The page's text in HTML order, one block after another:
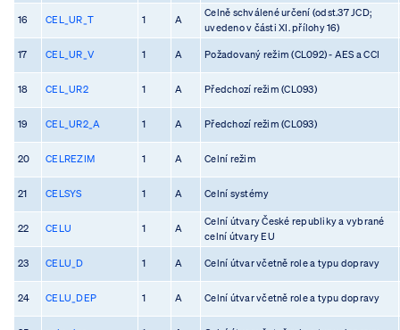
16 CEL_UR_T 1 A
Celně schválené určení (odst.37 JCD;
uvedeno v části XI. přílohy 16)
17 CEL_UR_V 1 A Požadovaný režim (CL092) - AES a CCI
18 CEL_UR2 1 A Předchozí režim (CL093)
19 CEL_UR2_A 1 A Předchozí režim (CL093)
20 CELREZIM 1 A Celní režim
21 CELSYS 1 A Celní systémy
22 CELU 1 A
Celní útvary České republiky a vybrané
celní útvary EU
23 CELU_D 1 A Celní útvar včetně role a typu dopravy
24 CELU_DEP 1 A Celní útvar včetně role a typu dopravy